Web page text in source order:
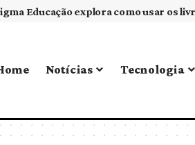
Notícias Tecnologia